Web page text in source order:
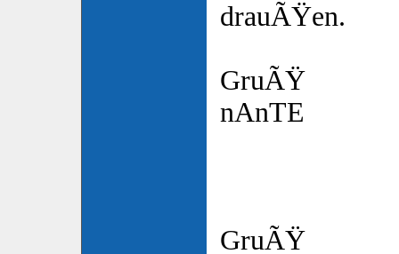
drauÃŸen.
GruÃŸ
nAnTE
GruÃŸ